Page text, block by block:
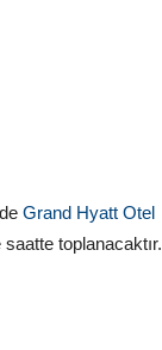
Grand Hyatt Otel
toplanacaktır.